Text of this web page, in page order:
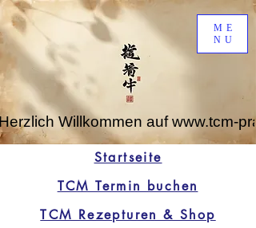
ME
NU
Willkommen auf www.tcm-
TCM Termin buchen
Startseite
TCM Rezepturen & Shop